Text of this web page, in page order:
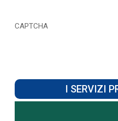
CAPTCHA
I SERVIZI